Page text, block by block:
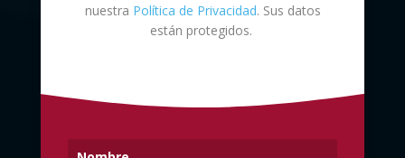
nuestra Política de Privacidad. Sus datos
están protegidos.